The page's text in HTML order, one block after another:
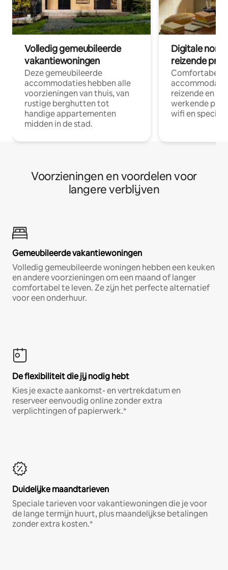
Volledig gemeubileerde
vakantiewoningen
Deze gemeubileerde
accommodaties hebben alle
voorzieningen van thuis, van
rustige berghutten tot
handige appartementen
midden in de stad.
Digitale
reizende
Comfortabele
reizende en
werkende
wifi en
Voorzieningen en voordelen voor
langere verblijven
Gemeubileerde vakantiewoningen
Volledig gemeubileerde woningen hebben een keuken
en andere voorzieningen om een maand of langer
comfortabel te leven. Ze zijn het perfecte alternatief
voor een onderhuur.
De flexibiliteit die jij nodig hebt
Kies je exacte aankomst- en vertrekdatum en
reserveer eenvoudig online zonder extra
verplichtingen of papierwerk.*
Duidelijke maandtarieven
Speciale tarieven voor vakantiewoningen die je voor
de lange termijn huurt, plus maandelijkse betalingen
zonder extra kosten.*